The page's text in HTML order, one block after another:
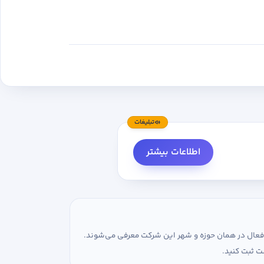
تبلیغات
اطلاعات بیشتر
در همان حوزه و شهر این شرکت معرفی می‌شوند.
ثبت کنید.
- مجوزها -نظرات - آگهی